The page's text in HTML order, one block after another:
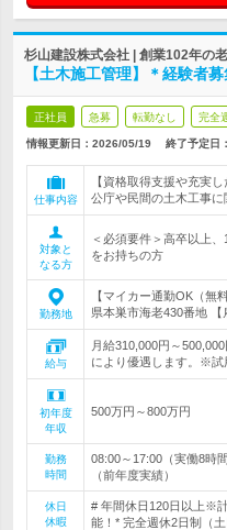
杉山建設株式会社 | 創業102年の
【土木施工管理】＊経験者
正社員 急募 転勤なし 完全
情報更新日：2026/05/19 終了予定日：
仕事内容
【資格取得支援や充実
公庁や民間の土木工事に
対象と
なる方
＜必須要件＞高卒以上
をお持ちの方
勤務地
【マイカー通勤OK（無
県本巣市海老430番地 【
給与
月給310,000円～
により優遇します。※試
初年度
年収
500万円～800万円
勤務
時間
08:00～17:00（実働8時
（前年度実績）
休日
休暇
# 年間休日120日以上※
能！* 完全週休2日制（